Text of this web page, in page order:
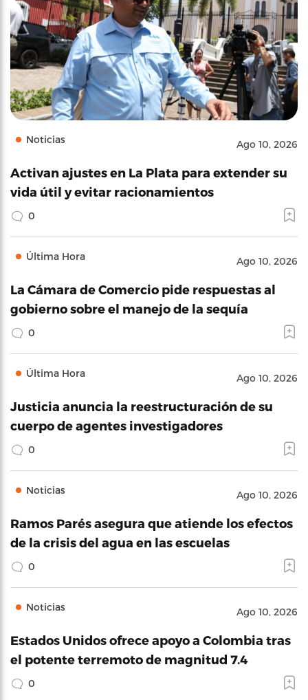
Noticias Ago 10, 2026
Activan ajustes en La Plata para extender su
vida útil y evitar racionamientos
0
Última Hora Ago 10, 2026
La Cámara de Comercio pide respuestas al
gobierno sobre el manejo de la sequía
0
Última Hora Ago 10, 2026
Justicia anuncia la reestructuración de su
cuerpo de agentes investigadores
0
Noticias Ago 10, 2026
Ramos Parés asegura que atiende los efectos
de la crisis del agua en las escuelas
0
Noticias Ago 10, 2026
Estados Unidos ofrece apoyo a Colombia tras
el potente terremoto de magnitud 7.4
0